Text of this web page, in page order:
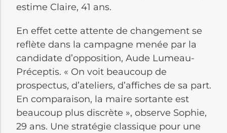
estime Claire, 41 ans.
En effet cette attente de changement se
reflète dans la campagne menée par la
candidate d’opposition, Aude Lumeau-
Préceptis. « On voit beaucoup de
prospectus, d’ateliers, d’affiches de sa part.
En comparaison, la maire sortante est
beaucoup plus discrète », observe Sophie,
29 ans. Une stratégie classique pour une